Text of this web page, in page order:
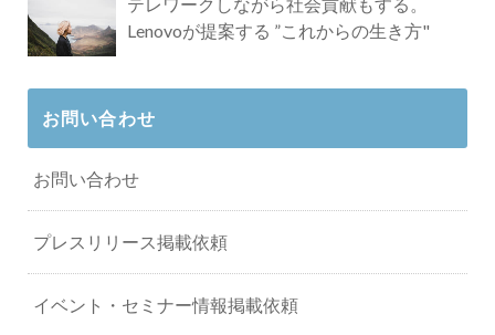
テレワークしながら社会貢献もする。
Lenovoが提案する ”これからの生き方"
お問い合わせ
お問い合わせ
プレスリリース掲載依頼
イベント・セミナー情報掲載依頼